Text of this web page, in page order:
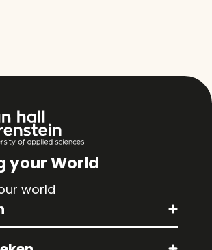
your World
world